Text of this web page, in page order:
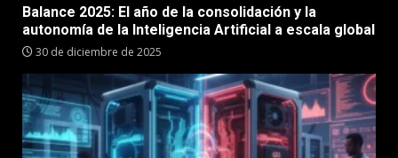
Balance 2025: El año de la consolidación y la
autonomía de la Inteligencia Artificial a escala global
30 de diciembre de 2025